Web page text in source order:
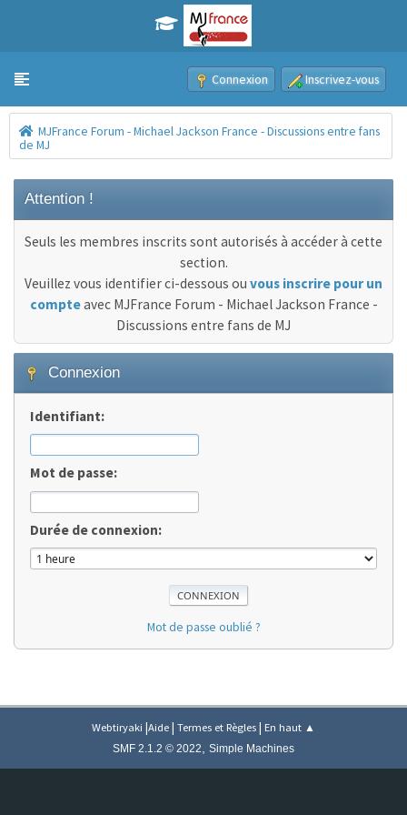
Toggle navigation Connexion Inscrivez-vous
MJFrance Forum - Michael Jackson France - Discussions entre fans
de MJ
Attention !
Seuls les membres inscrits sont autorisés à accéder à cette
section.
Veuillez vous identifier ci-dessous ou vous inscrire pour un
compteavec MJFrance Forum - Michael Jackson France -
Discussions entre fans de MJ
Connexion
Identifiant:
Mot de passe:
Durée de connexion:
Mot de passe oublié ?
Webtiryaki |Aide | Termes et Règles | En haut ▲
SMF 2.1.2 © 2022, Simple Machines